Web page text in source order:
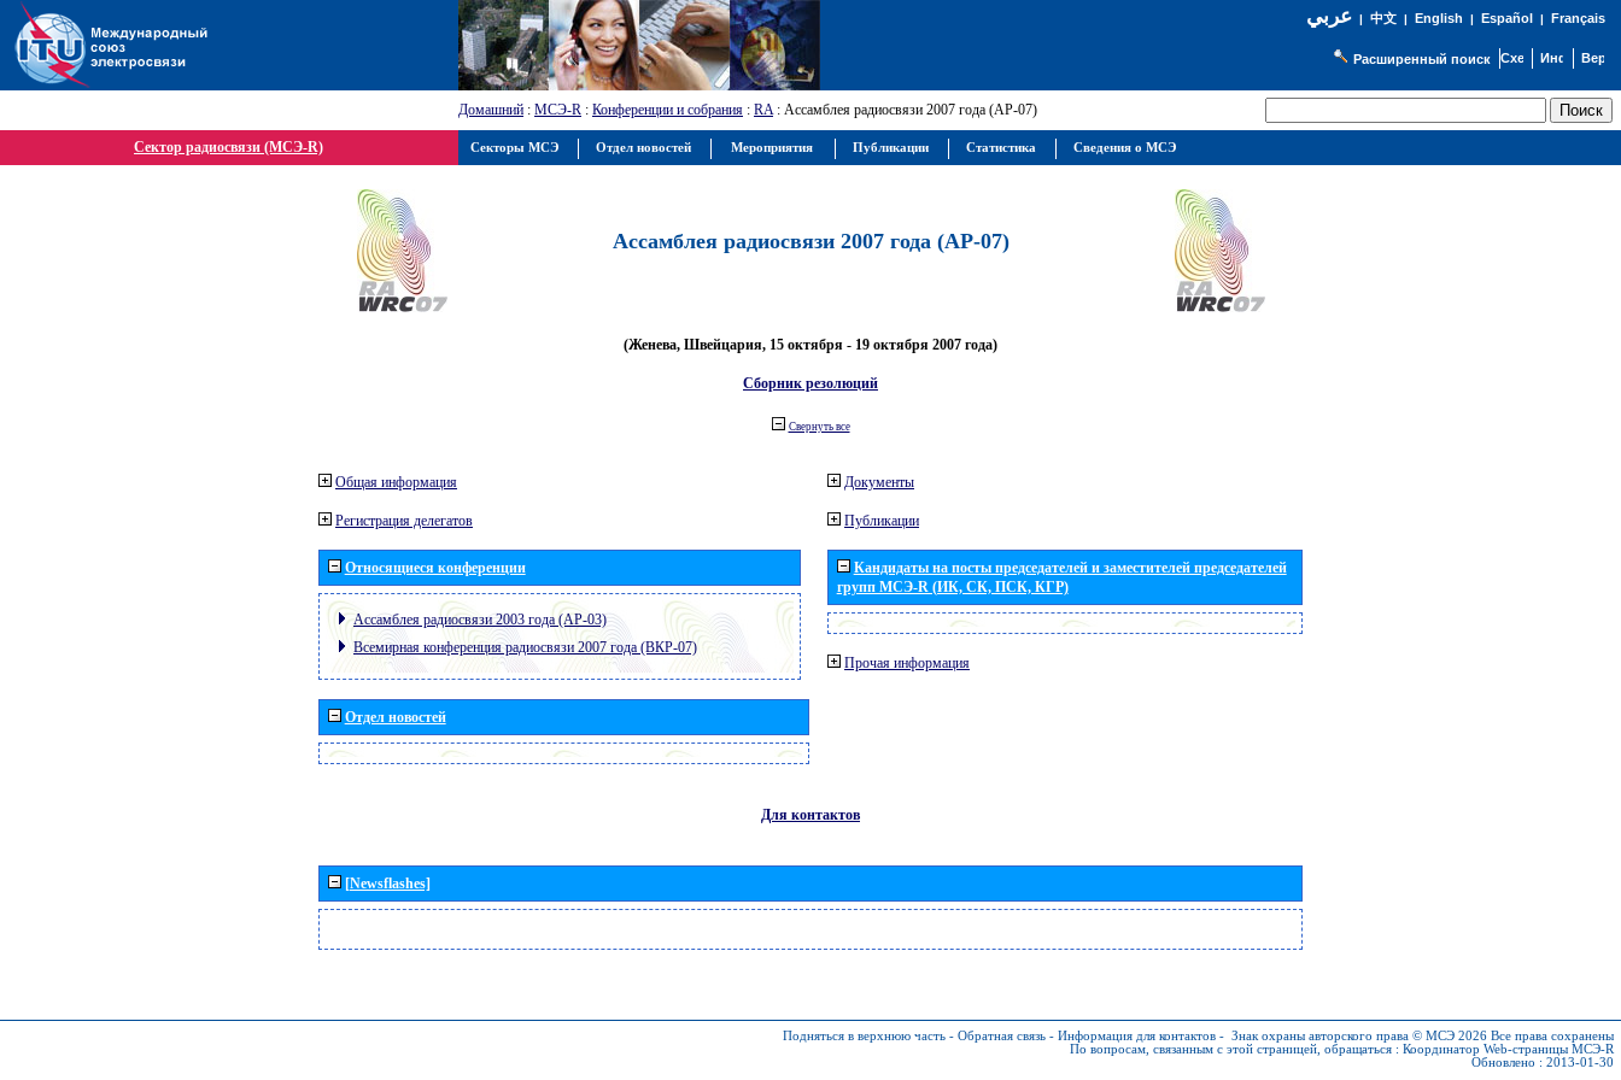
عربي| 中文| English | Español | Français
Расширенный поиск
Домашний : МСЭ-R : Конференции и собрания : RA: Ассамблея радиосвязи 2007 года (АР-07)
Сектор радиосвязи (МСЭ-R)
Ассамблея радиосвязи 2007 года (АР-07)
(Женева, Швейцария, 15 октября - 19 октября 2007 года)
Сборник резолюций
Свернуть все
Общая информация
Регистрация делегатов
Относящиеся конференции
Ассамблея радиосвязи 2003 года (АР-03)
Всемирная конференция радиосвязи 2007 года (ВКР-07)
Отдел новостей
Документы
Публикации
Кандидаты на посты председателей и заместителей председателей
групп МСЭ-R (ИК, СК, ПСК, КГР)
Прочая информация
Для контактов
[Newsflashes]
Подняться в верхнюю часть - Обратная связь - Информация для контактов - Знак охраны авторского права © МСЭ 2026 Все права сохранены
По вопросам, связанным с этой страницей, обращаться : Координатор Web-страницы МСЭ-R
Обновлено : 2013-01-30
Секторы МСЭ Отдел новостей Мероприятия Публикации Статистика Сведения о МСЭ